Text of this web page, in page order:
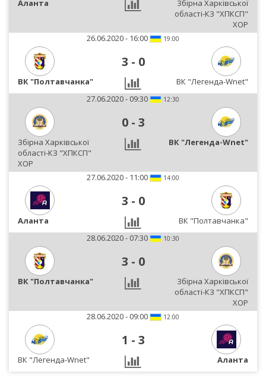
Аланта
Збірна Харківської
області-КЗ "ХПКСП"
ХОР
26.06.2020 - 16:00
19:00
3 - 0
ВК "Полтавчанка"
ВК "Легенда-Wnet"
27.06.2020 - 09:30
12:30
0 - 3
Збірна Харківської
області-КЗ "ХПКСП"
ХОР
ВК "Легенда-Wnet"
27.06.2020 - 11:00 14:00
3 - 0
Аланта
ВК "Полтавчанка"
28.06.2020 - 07:30
10:30
3 - 0
ВК "Полтавчанка"
Збірна Харківської
області-КЗ "ХПКСП"
ХОР
28.06.2020 - 09:00
12:00
1 - 3
ВК "Легенда-Wnet" Аланта